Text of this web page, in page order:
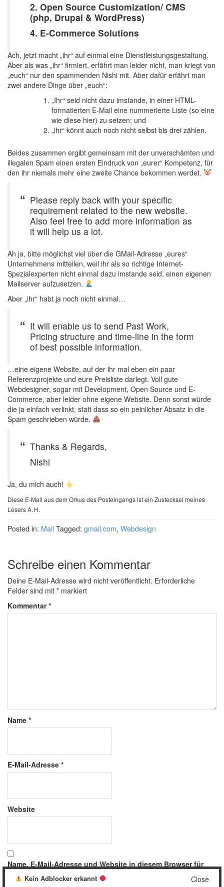
2. Open Source Customization/ CMS
(php, Drupal & WordPress)
4. E-Commerce Solutions
Ach, jetzt macht „ihr“ auf einmal eine Dienstleistungsgestaltung.
Aber als was „ihr“ firmiert, erfährt man leider nicht, man kriegt von
„euch“ nur den spammenden Nishi mit. Aber dafür erfährt man
zwei andere Dinge über „euch“:
„Ihr“ seid nicht dazu imstande, in einer HTML-
formatierten E-Mail eine nummerierte Liste (so eine
wie diese hier) zu setzen; und
„ihr“ könnt auch noch nicht selbst bis drei zählen.
Beides zusammen ergibt gemeinsam mit der unverschämten und
illegalen Spam einen ersten Eindruck von „eurer“ Kompetenz, für
den ihr niemals mehr eine zweite Chance bekommen werdet.
Please reply back with your specific
requirement related to the new website.
Also feel free to add more information as
it will help us a lot.
Ah ja, bitte möglichst viel über die GMail-Adresse „eures“
Unternehmens mitteilen, weil ihr als so richtige Internet-
Spezialexperten nicht einmal dazu imstande seid, einen eigenen
Mailserver aufzusetzen.
Aber „ihr“ habt ja noch nicht einmal…
It will enable us to send Past Work,
Pricing structure and time-line in the form
of best possible information.
…eine eigene Website, auf der ihr mal eben ein paar
Referenzprojekte und eure Preisliste darlegt. Voll gute
Webdesigner, sogar mit Development, Open Source und E-
Commerce, aber leider ohne eigene Website. Denn sonst würde
die ja einfach verlinkt, statt dass so ein peinlicher Absatz in die
Spam geschrieben würde.
Thanks & Regards,
Nishi
Ja, du mich auch!
Diese E-Mail aus dem Orkus des Posteingangs ist ein Zustecksel meines
Lesers A. H.
Posted in: Mail Tagged: gmail.com, Webdesign
Schreibe einen Kommentar
Deine E-Mail-Adresse wird nicht veröffentlicht. Erforderliche
Felder sind mit * markiert
Kommentar*
Name *
E-Mail-Adresse *
Website
Name, E-Mail-Adresse und Website in diesem Browser für
meinen nächsten Kommentar speichern.
Close
Kein Adblocker erkannt